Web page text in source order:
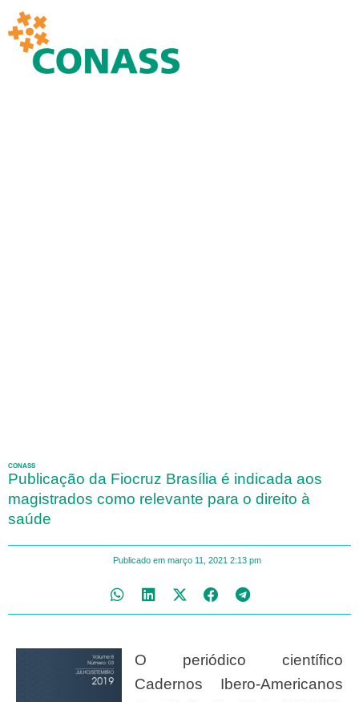
CONASS
Publicação da Fiocruz Brasília é indicada aos
magistrados como relevante para o direito à
saúde
Publicado em março 11, 2021 2:13 pm
O periódico científico
Cadernos Ibero-Americanos